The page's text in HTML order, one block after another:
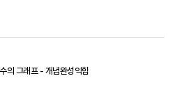
그래프 - 개념완성익힘